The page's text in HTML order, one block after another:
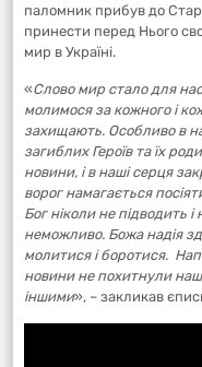
паломник прибув до
принести перед Нього
мир в Україні.
«Слово мир стало для
молимося за кожного і
захищають. Особливо в
загиблих Героїв та їх
новини, і в наші серця
ворог намагається
Бог ніколи не підводить
неможливо. Божа надія
молитися і боротися.
новини не похитнули
іншими», – закликав